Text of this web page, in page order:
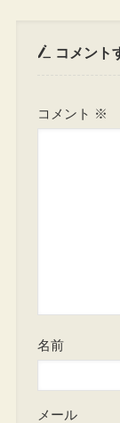
コメント
コメント ※
名前
メール